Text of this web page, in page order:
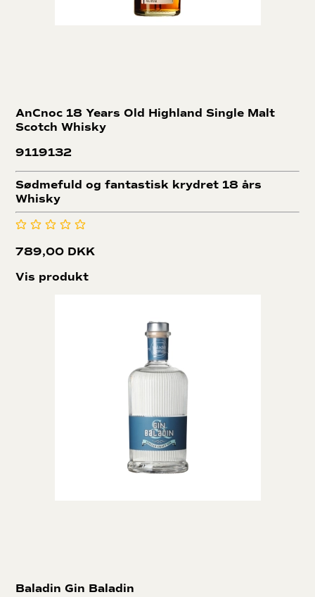
AnCnoc 18 Years Old Highland Single Malt
Scotch Whisky
9119132
Sødmefuld og fantastisk krydret 18 års
Whisky
789,00 DKK
Vis produkt
Baladin Gin Baladin